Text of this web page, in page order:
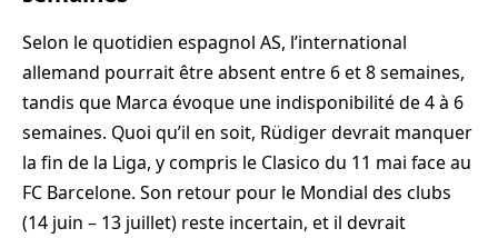
Selon le quotidien espagnol AS, l’international
allemand pourrait être absent entre 6 et 8 semaines,
tandis que Marca évoque une indisponibilité de 4 à 6
semaines. Quoi qu’il en soit, Rüdiger devrait manquer
la fin de la Liga, y compris le Clasico du 11 mai face au
FC Barcelone. Son retour pour le Mondial des clubs
(14 juin – 13 juillet) reste incertain, et il devrait